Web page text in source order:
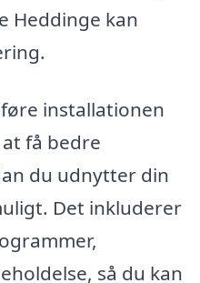
Heddinge kan
installationen
få bedre
du udnytter din
Det inkluderer
så du kan